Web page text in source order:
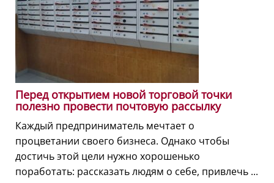
Перед открытием новой торговой точки
полезно провести почтовую рассылку
Каждый предприниматель мечтает о
процветании своего бизнеса. Однако чтобы
достичь этой цели нужно хорошенько
поработать: рассказать людям о себе, привлечь ...